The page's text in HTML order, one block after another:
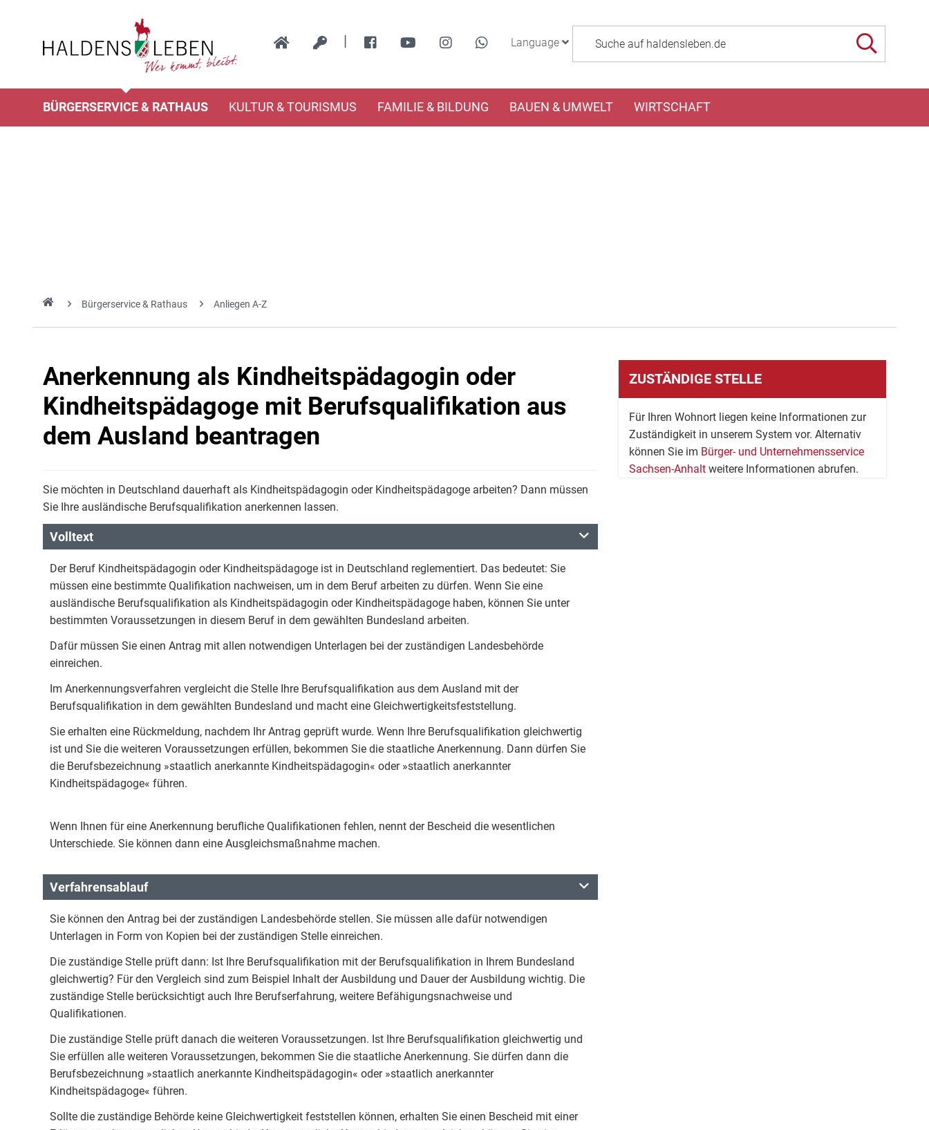
| Language
BÜRGERSERVICE & RATHAUS KULTUR & TOURISMUS FAMILIE & BILDUNG BAUEN & UMWELT WIRTSCHAFT
Bürgerservice & Rathaus Anliegen A-Z
Anerkennung als Kindheitspädagogin oder
Kindheitspädagoge mit Berufsqualifikation aus
dem Ausland beantragen
Sie möchten in Deutschland dauerhaft als Kindheitspädagogin oder Kindheitspädagoge arbeiten? Dann müssen
Sie Ihre ausländische Berufsqualifikation anerkennen lassen.
Volltext
Der Beruf Kindheitspädagogin oder Kindheitspädagoge ist in Deutschland reglementiert. Das bedeutet: Sie
müssen eine bestimmte Qualifikation nachweisen, um in dem Beruf arbeiten zu dürfen. Wenn Sie eine
ausländische Berufsqualifikation als Kindheitspädagogin oder Kindheitspädagoge haben, können Sie unter
bestimmten Voraussetzungen in diesem Beruf in dem gewählten Bundesland arbeiten.
Dafür müssen Sie einen Antrag mit allen notwendigen Unterlagen bei der zuständigen Landesbehörde
einreichen.
Im Anerkennungsverfahren vergleicht die Stelle Ihre Berufsqualifikation aus dem Ausland mit der
Berufsqualifikation in dem gewählten Bundesland und macht eine Gleichwertigkeitsfeststellung.
Sie erhalten eine Rückmeldung, nachdem Ihr Antrag geprüft wurde. Wenn Ihre Berufsqualifikation gleichwertig
ist und Sie die weiteren Voraussetzungen erfüllen, bekommen Sie die staatliche Anerkennung. Dann dürfen Sie
die Berufsbezeichnung »staatlich anerkannte Kindheitspädagogin« oder »staatlich anerkannter
Kindheitspädagoge« führen.
Wenn Ihnen für eine Anerkennung berufliche Qualifikationen fehlen, nennt der Bescheid die wesentlichen
Unterschiede. Sie können dann eine Ausgleichsmaßnahme machen.
Verfahrensablauf
Sie können den Antrag bei der zuständigen Landesbehörde stellen. Sie müssen alle dafür notwendigen
Unterlagen in Form von Kopien bei der zuständigen Stelle einreichen.
Die zuständige Stelle prüft dann: Ist Ihre Berufsqualifikation mit der Berufsqualifikation in Ihrem Bundesland
gleichwertig? Für den Vergleich sind zum Beispiel Inhalt der Ausbildung und Dauer der Ausbildung wichtig. Die
zuständige Stelle berücksichtigt auch Ihre Berufserfahrung, weitere Befähigungsnachweise und
Qualifikationen.
Die zuständige Stelle prüft danach die weiteren Voraussetzungen. Ist Ihre Berufsqualifikation gleichwertig und
Sie erfüllen alle weiteren Voraussetzungen, bekommen Sie die staatliche Anerkennung. Sie dürfen dann die
Berufsbezeichnung »staatlich anerkannte Kindheitspädagogin« oder »staatlich anerkannter
Kindheitspädagoge« führen.
Sollte die zuständige Behörde keine Gleichwertigkeit feststellen können, erhalten Sie einen Bescheid mit einer
ZUSTÄNDIGE STELLE
Für Ihren Wohnort liegen keine Informationen zur
Zuständigkeit in unserem System vor. Alternativ
können Sie im Bürger- und Unternehmensservice
Sachsen-Anhalt weitere Informationen abrufen.